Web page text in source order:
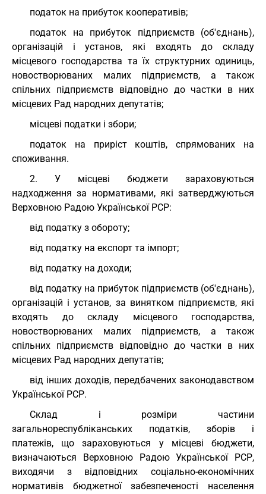
податок на прибуток кооперативів;
податок на прибуток підприємств (об'єднань),
організацій і установ, які входять до складу
місцевого господарства та їх структурних одиниць,
новостворюваних малих підприємств, а також
спільних підприємств відповідно до частки в них
місцевих Рад народних депутатів;
місцеві податки і збори;
податок на приріст коштів, спрямованих на
споживання.
2. У місцеві бюджети зараховуються
надходження за нормативами, які затверджуються
Верховною Радою Української РСР:
від податку з обороту;
від податку на експорт та імпорт;
від податку на доходи;
від податку на прибуток підприємств (об'єднань),
організацій і установ, за винятком підприємств, які
входять до складу місцевого господарства,
новостворюваних малих підприємств, а також
спільних підприємств відповідно до частки в них
місцевих Рад народних депутатів;
від інших доходів, передбачених законодавством
Української РСР.
Склад і розміри частини
загальнореспубліканських податків, зборів і
платежів, що зараховуються у місцеві бюджети,
визначаються Верховною Радою Української РСР,
виходячи з відповідних соціально-економічних
нормативів бюджетної забезпеченості населення